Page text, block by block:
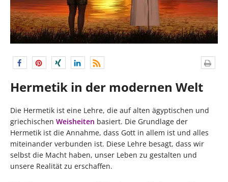
Hermetik in der modernen Welt
Die Hermetik ist eine Lehre, die auf alten ägyptischen und
griechischen Weisheiten basiert. Die Grundlage der
Hermetik ist die Annahme, dass Gott in allem ist und alles
miteinander verbunden ist. Diese Lehre besagt, dass wir
selbst die Macht haben, unser Leben zu gestalten und
unsere Realität zu erschaffen.